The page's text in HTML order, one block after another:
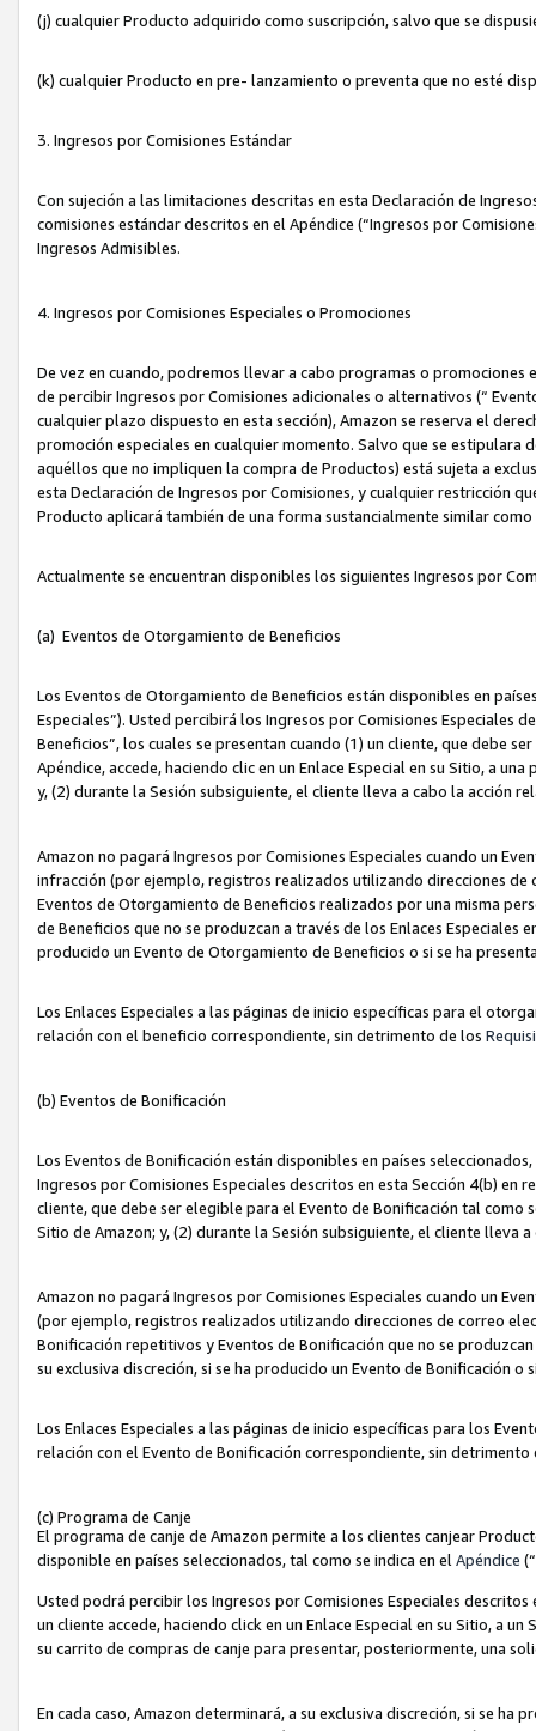
(j) cualquier Producto adquirido como suscripción, salvo que se
(k) cualquier Producto en pre- lanzamiento o preventa que no esté
3. Ingresos por Comisiones Estándar
Con sujeción a las limitaciones descritas en esta Declaración de
comisiones estándar descritos en el Apéndice (“Ingresos por
Ingresos Admisibles.
4. Ingresos por Comisiones Especiales o Promociones
De vez en cuando, podremos llevar a cabo programas o
de percibir Ingresos por Comisiones adicionales o alternativos (“
cualquier plazo dispuesto en esta sección), Amazon se reserva el
promoción especiales en cualquier momento. Salvo que se
aquéllos que no impliquen la compra de Productos) está sujeta a
esta Declaración de Ingresos por Comisiones, y cualquier restricción
Producto aplicará también de una forma sustancialmente similar
Actualmente se encuentran disponibles los siguientes Ingresos por
(a) Eventos de Otorgamiento de Beneficios
Los Eventos de Otorgamiento de Beneficios están disponibles en
Especiales”). Usted percibirá los Ingresos por Comisiones Especiales
Beneficios”, los cuales se presentan cuando (1) un cliente, que debe
Apéndice, accede, haciendo clic en un Enlace Especial en su Sitio, a
y, (2) durante la Sesión subsiguiente, el cliente lleva a cabo la acción
Amazon no pagará Ingresos por Comisiones Especiales cuando un
infracción (por ejemplo, registros realizados utilizando direcciones
Eventos de Otorgamiento de Beneficios realizados por una misma
de Beneficios que no se produzcan a través de los Enlaces Especiales
producido un Evento de Otorgamiento de Beneficios o si se ha
Los Enlaces Especiales a las páginas de inicio específicas para el
relación con el beneficio correspondiente, sin detrimento de los
(b) Eventos de Bonificación
Los Eventos de Bonificación están disponibles en países
Ingresos por Comisiones Especiales descritos en esta Sección 4(b) en
cliente, que debe ser elegible para el Evento de Bonificación tal como
Sitio de Amazon; y, (2) durante la Sesión subsiguiente, el cliente lleva
Amazon no pagará Ingresos por Comisiones Especiales cuando un
(por ejemplo, registros realizados utilizando direcciones de correo
Bonificación repetitivos y Eventos de Bonificación que no se
su exclusiva discreción, si se ha producido un Evento de Bonificación
Los Enlaces Especiales a las páginas de inicio específicas para los
relación con el Evento de Bonificación correspondiente, sin
(c) Programa de Canje
El programa de canje de Amazon permite a los clientes canjear
disponible en países seleccionados, tal como se indica en el Apéndice
Usted podrá percibir los Ingresos por Comisiones Especiales
un cliente accede, haciendo click en un Enlace Especial en su Sitio, a
su carrito de compras de canje para presentar, posteriormente, una
En cada caso, Amazon determinará, a su exclusiva discreción, si se